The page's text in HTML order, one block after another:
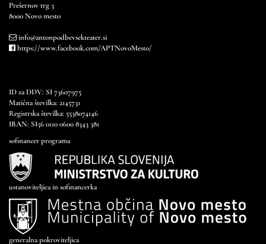
Prešernov trg 3
8000 Novo mesto
info@antonpodbevsekteater.si
https://www.facebook.com/APTNovoMesto/
ID za DDV: SI 73607975
Matična številka: 2145731
Registrska številka: 5538074146
IBAN: SI56 0110 0600 8343 381
sofinancer programa
ustanoviteljica in sofinancerka
generalna pokroviteljica